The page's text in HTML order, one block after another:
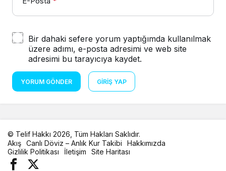
Bir dahaki sefere yorum yaptığımda kullanılmak
üzere adımı, e-posta adresimi ve web site
adresimi bu tarayıcıya kaydet.
YORUM GÖNDER GIRIŞ YAP
© Telif Hakkı 2026, Tüm Hakları Saklıdır.
Akış Canlı Döviz – Anlık Kur Takibi
Hakkımızda
Gizlilik Politikası
İletişim Site Haritası